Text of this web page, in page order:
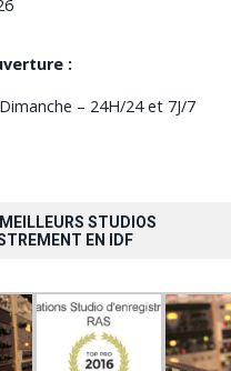
:
– 24H/24 et 7J/7
MEILLEURS STUDIOS
EN IDF